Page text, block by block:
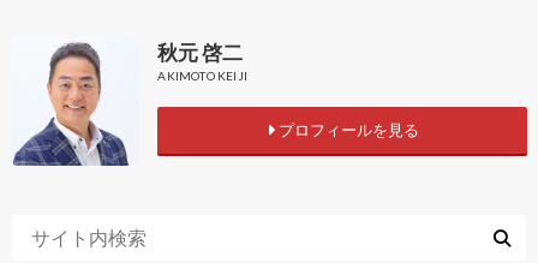
秋元 啓二
AKIMOTO KEIJI
プロフィールを見る